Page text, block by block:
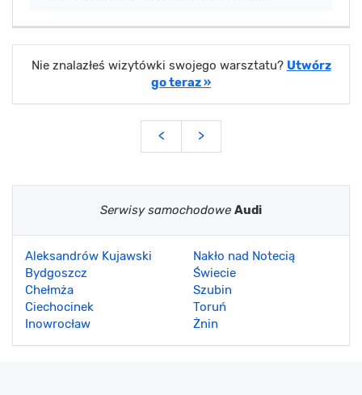
Nie znalazłeś wizytówki swojego warsztatu? Utwórz
go teraz »
< >
Serwisy samochodowe Audi
Aleksandrów Kujawski
Bydgoszcz
Chełmża
Ciechocinek
Inowrocław
Nakło nad Notecią
Świecie
Szubin
Toruń
Żnin